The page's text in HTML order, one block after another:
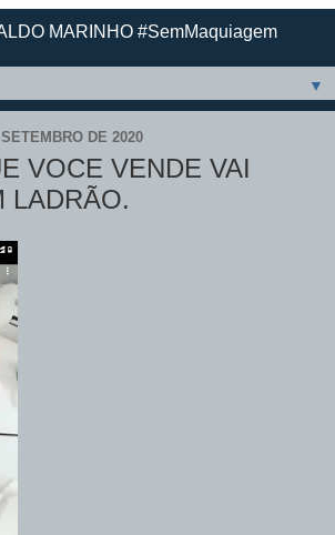
MARINHO #SemMaquiagem
▼
DE 2020
VOCE VENDE VAI
LADRÃO.